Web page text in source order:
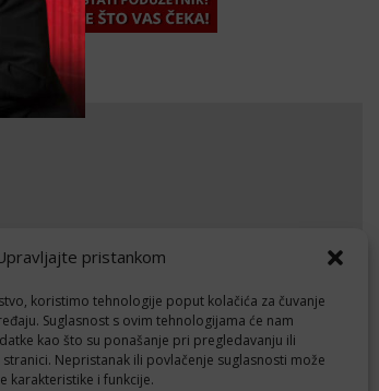
pristankom
koristimo tehnologije poput kolačića za čuvanje
Suglasnost s ovim tehnologijama će nam
kao što su ponašanje pri pregledavanju ili
Nepristanak ili povlačenje suglasnosti može
karakteristike i funkcije.
(EU)